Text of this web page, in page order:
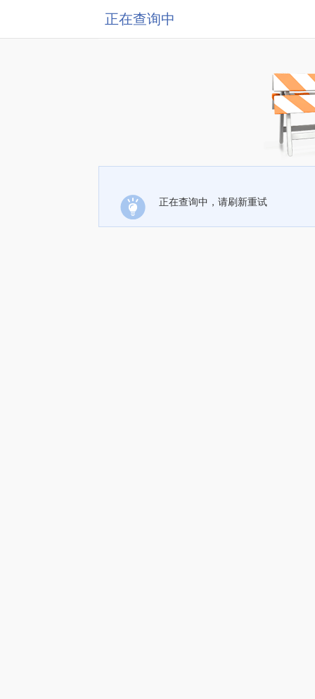
正在查询中
正在查询中，请刷新重试